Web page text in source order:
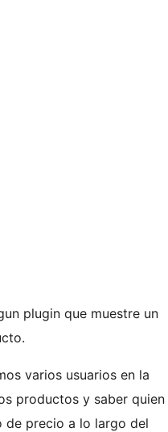
plugin que muestre un
varios usuarios en la
productos y saber quien
de precio a lo largo del